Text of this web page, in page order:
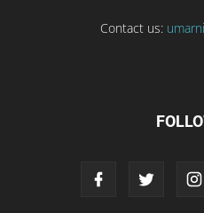
Contact us: